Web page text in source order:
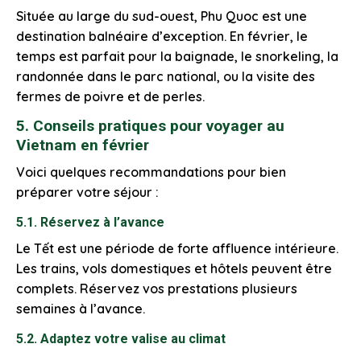
Située au large du sud-ouest, Phu Quoc est une
destination balnéaire d’exception. En février, le
temps est parfait pour la baignade, le snorkeling, la
randonnée dans le parc national, ou la visite des
fermes de poivre et de perles.
5. Conseils pratiques pour voyager au
Vietnam en février
Voici quelques recommandations pour bien
préparer votre séjour :
5.1. Réservez à l’avance
Le Tết est une période de forte affluence intérieure.
Les trains, vols domestiques et hôtels peuvent être
complets. Réservez vos prestations plusieurs
semaines à l’avance.
5.2. Adaptez votre valise au climat